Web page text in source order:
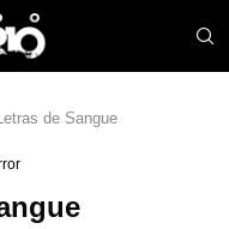
de Sangue